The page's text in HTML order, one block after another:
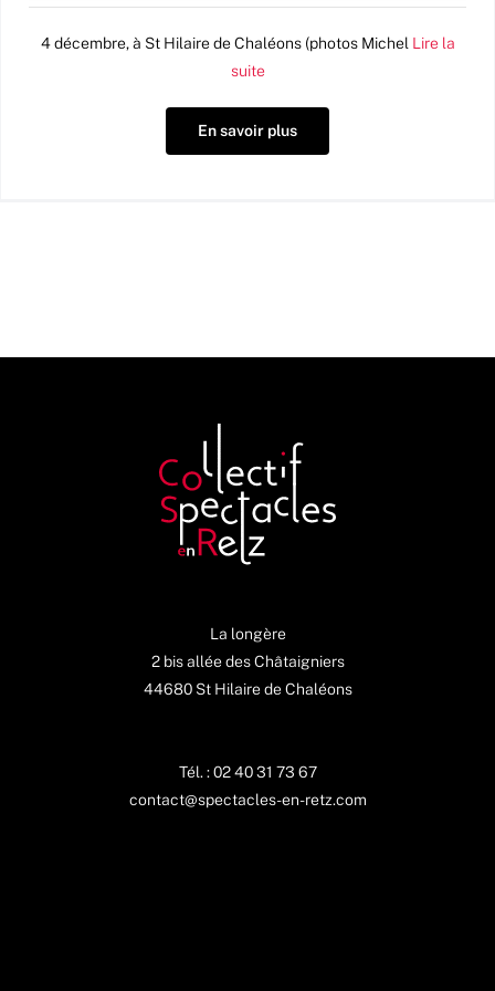
4 décembre, à St Hilaire de Chaléons (photos Michel Lire la
suite
En savoir plus
La longère
2 bis allée des Châtaigniers
44680 St Hilaire de Chaléons
Tél. : 02 40 31 73 67
contact@spectacles-en-retz.com